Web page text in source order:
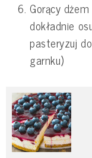
Gorący
dokładnie
pasteryzuj
garnku)